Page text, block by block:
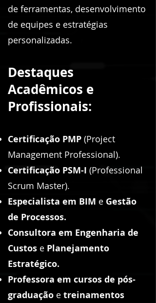
de ferramentas, desenvolvimento
de equipes e estratégias
personalizadas.​
Destaques
Acadêmicos e
Profissionais:
Certificação PMP (Project
Management Professional).
Certificação PSM-I (Professional
Scrum Master).
Especialista em BIM e Gestão
de Processos.
Consultora em Engenharia de
Custos e Planejamento
Estratégico.
Professora em cursos de pós-
graduação e treinamentos